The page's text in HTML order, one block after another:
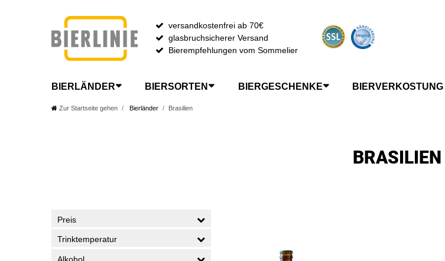
versandkostenfrei ab 70€
glasbruchsicherer Versand
Bierempfehlungen vom Sommelier
BIERLÄNDER BIERSORTEN BIERGESCHENKE
Zur Startseite gehen Bierländer Brasilien
BRASILIEN
Preis
Trinktemperatur
Alkohol